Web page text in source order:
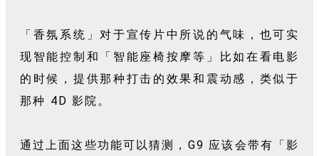
「香氛系统」对于宣传片中所说的气味，也可实
现智能控制和「智能座椅按摩等」比如在看电影
的时候，提供那种打击的效果和震动感，类似于
那种 4D 影院。
通过上面这些功能可以猜测，G9 应该会带有「影